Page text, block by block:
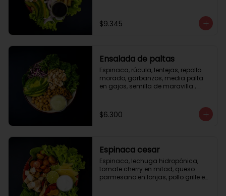
balsámica.
$9.345
Ensalada de paltas
Espinaca, rúcula, lentejas, repollo
morado, garbanzos, media palta
en gajos, semilla de maravilla ,
$6.300
Espinaca cesar
Espinaca, lechuga hidropónica,
tomate cherry en mitad, queso
parmesano en lonjas, pollo grille en